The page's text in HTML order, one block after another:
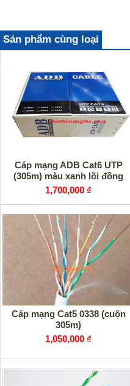
Sản phẩm cùng loại
Cáp mạng ADB Cat6 UTP
(305m) màu xanh lõi đồng
1,700,000 ₫
Cáp mạng Cat5 0338 (cuộn
305m)
1,050,000 ₫